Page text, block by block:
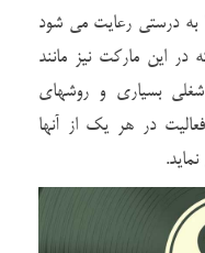
به درستی رعایت می شود
این مارکت نیز مانند
بسیاری و روشهای
در هر یک از آنها